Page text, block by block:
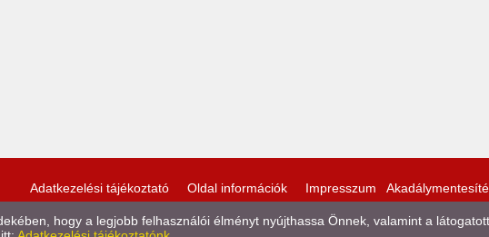
Adatkezelési tájékoztató Oldal információk Impresszum
hogy a legjobb felhasználói élményt nyújthassa Önnek, valamint a